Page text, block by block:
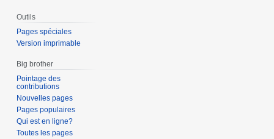
Outils
Pages spéciales
Version imprimable
Big brother
Pointage des
contributions
Nouvelles pages
Pages populaires
Qui est en ligne?
Toutes les pages